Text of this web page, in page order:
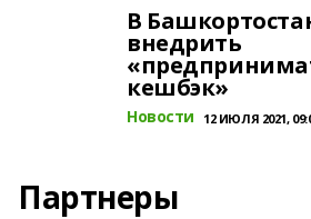
В
внедрить
кешбэк»
Новости 12 ИЮЛЯ 2021,
Партнеры